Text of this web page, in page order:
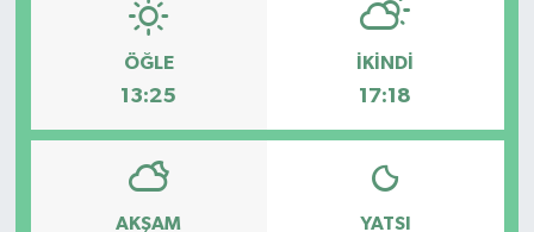
ÖĞLE
13:25
İKINDI
17:18
AKŞAM YATSI